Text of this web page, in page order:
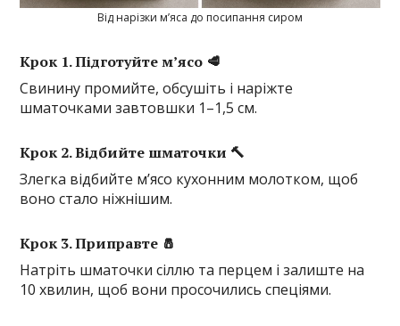
Від нарізки м’яса до посипання сиром
Крок 1. Підготуйте м’ясо 🥩
Свинину промийте, обсушіть і наріжте
шматочками завтовшки 1–1,5 см.
Крок 2. Відбийте шматочки 🔨
Злегка відбийте м’ясо кухонним молотком, щоб
воно стало ніжнішим.
Крок 3. Приправте 🧂
Натріть шматочки сіллю та перцем і залиште на
10 хвилин, щоб вони просочились спеціями.